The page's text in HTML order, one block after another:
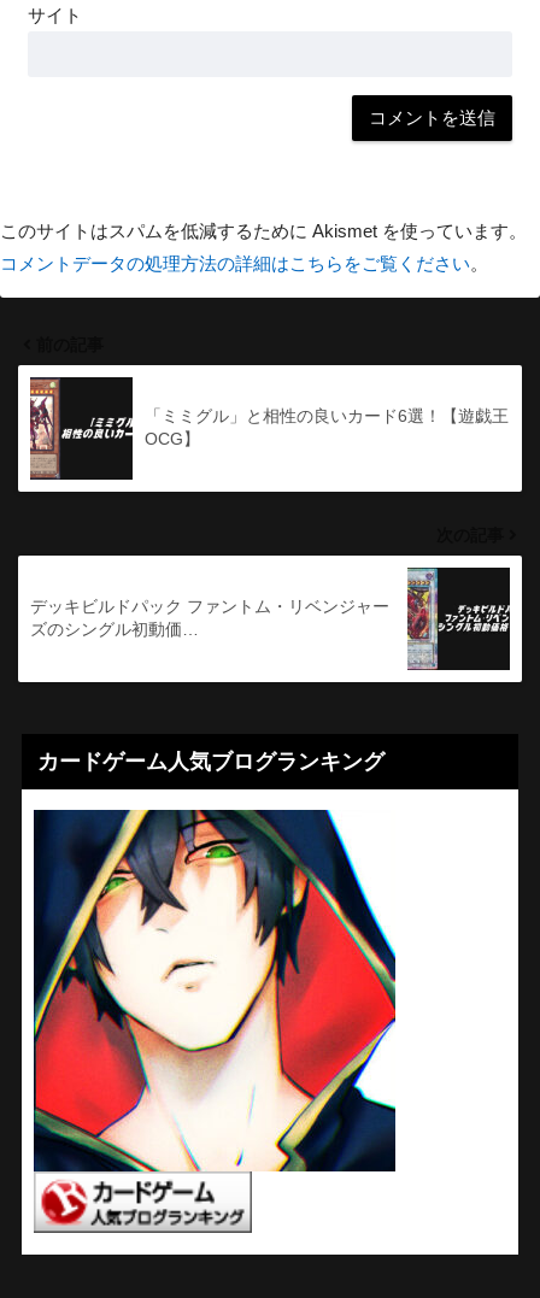
サイト
このサイトはスパムを低減するために Akismet を使っています。
コメントデータの処理方法の詳細はこちらをご覧ください。
「ミミグル」と相性の良いカード6選！【遊戯王
OCG】
デッキビルドパック ファントム・リベンジャー
ズのシングル初動価…
カードゲーム人気ブログランキング